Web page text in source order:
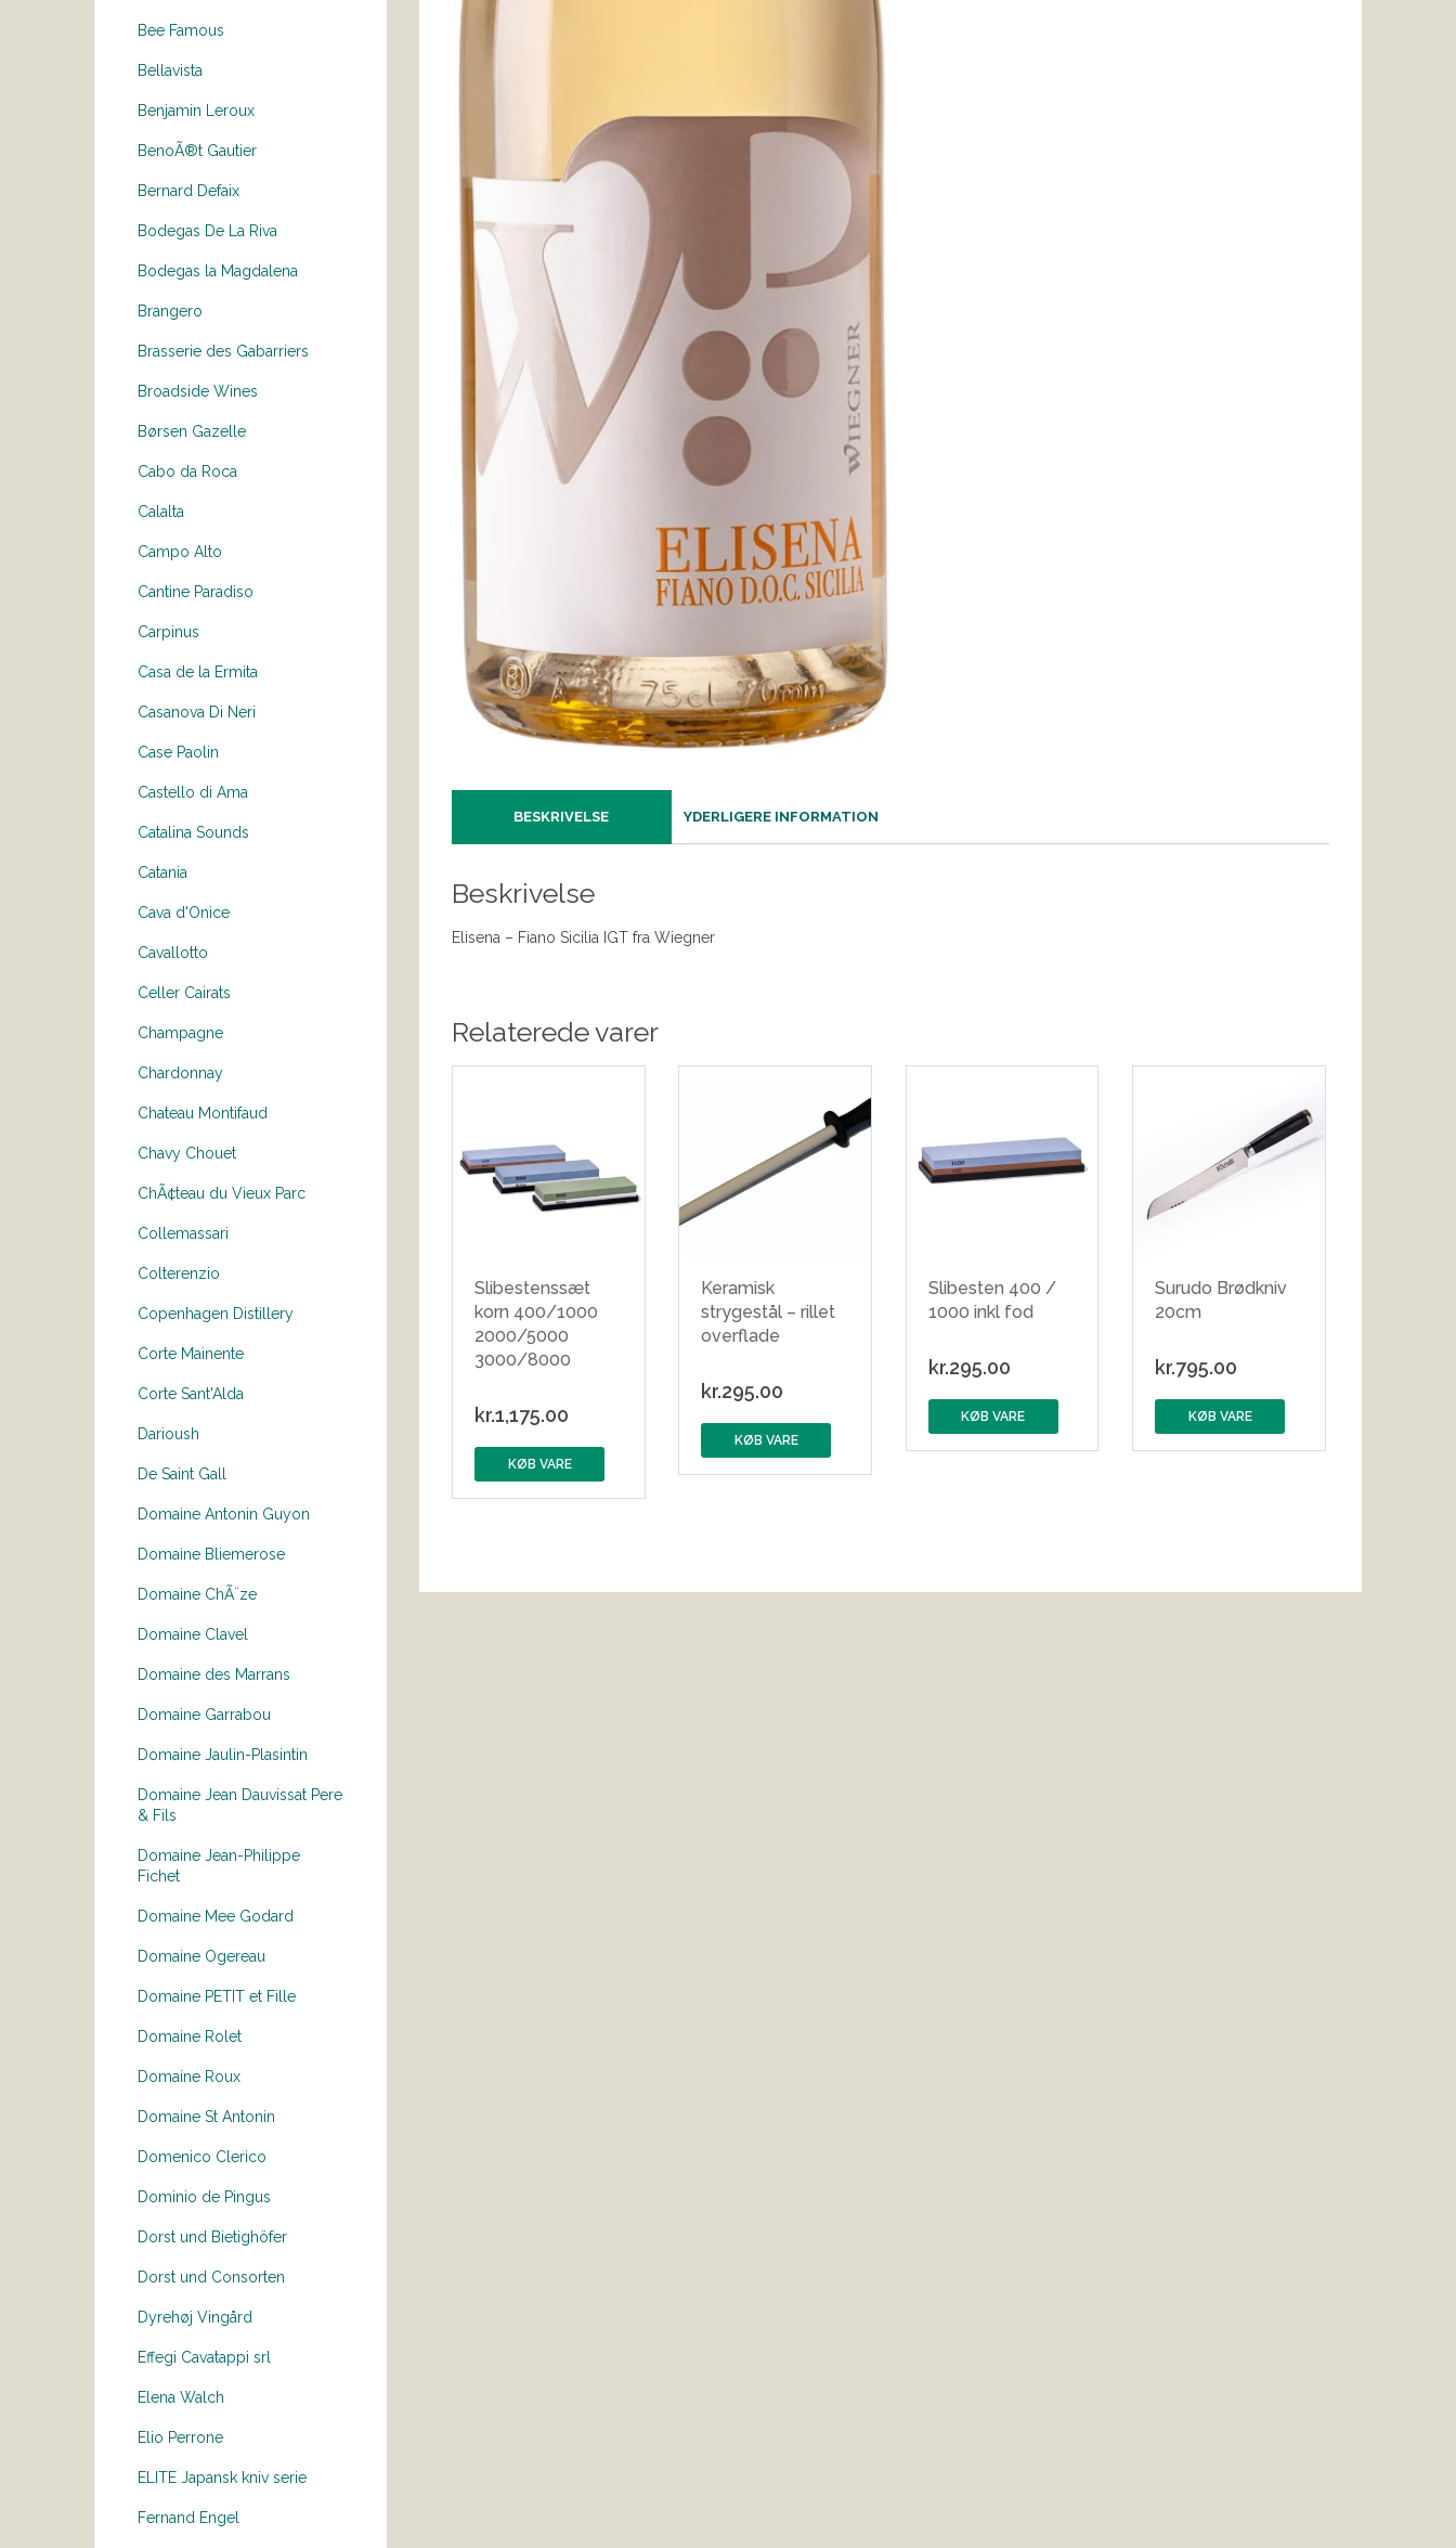
Bee Famous
Bellavista
Benjamin Leroux
BenoÃ®t Gautier
Bernard Defaix
Bodegas De La Riva
Bodegas la Magdalena
Brangero
Brasserie des Gabarriers
Broadside Wines
Børsen Gazelle
Cabo da Roca
Calalta
Campo Alto
Cantine Paradiso
Carpinus
Casa de la Ermita
Casanova Di Neri
Case Paolin
Castello di Ama
Catalina Sounds
Catania
Cava d'Onice
Cavallotto
Celler Cairats
Champagne
Chardonnay
Chateau Montifaud
Chavy Chouet
ChÃ¢teau du Vieux Parc
Collemassari
Colterenzio
Copenhagen Distillery
Corte Mainente
Corte Sant'Alda
Darioush
De Saint Gall
Domaine Antonin Guyon
Domaine Bliemerose
Domaine ChÃ¨ze
Domaine Clavel
Domaine des Marrans
Domaine Garrabou
Domaine Jaulin-Plasintin
Domaine Jean Dauvissat Pere
& Fils
Domaine Jean-Philippe
Fichet
Domaine Mee Godard
Domaine Ogereau
Domaine PETIT et Fille
Domaine Rolet
Domaine Roux
Domaine St Antonin
Domenico Clerico
Dominio de Pingus
Dorst und Bietighöfer
Dorst und Consorten
Dyrehøj Vingård
Effegi Cavatappi srl
Elena Walch
Elio Perrone
ELITE Japansk kniv serie
Fernand Engel
BESKRIVELSE YDERLIGERE INFORMATION
Beskrivelse
Elisena – Fiano Sicilia IGT fra Wiegner
Relaterede varer
Slibestenssæt
korn 400/1000
2000/5000
3000/8000
kr.1,175.00
KØB VARE
Keramisk
strygestål – rillet
overflade
kr.295.00
KØB VARE
Slibesten 400 /
1000 inkl fod
kr.295.00
KØB VARE
Surudo Brødkniv
20cm
kr.795.00
KØB VARE